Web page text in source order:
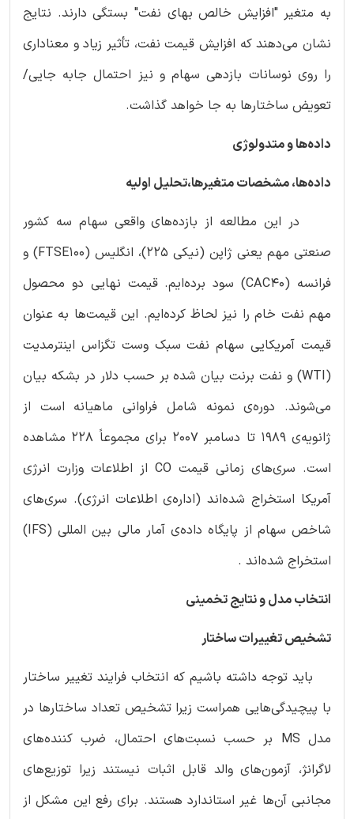
به متغیر "افزایش خالص بهای نفت" بستگی دارند. نتایج
نشان می‌دهند که افزایش قیمت نفت، تأثیر زیاد و معناداری
را روی نوسانات بازدهی سهام و نیز احتمال جابه جایی/
تعویض ساختارها به جا خواهد گذاشت.
داده‌ها و متدولوژی
داده‌ها، مشخصات متغیرها،تحلیل اولیه
در این مطالعه از بازده‌های واقعی سهام سه کشور
صنعتی مهم یعنی ژاپن (نیکی 225)، انگلیس (FTSE100) و
فرانسه (CAC40) سود برده‌ایم. قیمت نهایی دو محصول
مهم نفت خام را نیز لحاظ کرده‌ایم. این قیمت‌ها به عنوان
قیمت آمریکایی سهام نفت سبک وست تگزاس اینترمدیت
(WTI) و نفت برنت بیان شده بر حسب دلار در بشکه بیان
می‌شوند. دوره‌ی نمونه شامل فراوانی ماهیانه است از
ژانویه‌ی 1989 تا دسامبر 2007 برای مجموعاً 228 مشاهده
است. سری‌های زمانی قیمت CO از اطلاعات وزارت انرژی
آمریکا استخراج شده‌اند (اداره‌ی اطلاعات انرژی). سری‌های
شاخص سهام از پایگاه داده‌ی آمار مالی بین المللی (IFS)
استخراج شده‌اند .
انتخاب مدل و نتایج تخمینی
تشخیص تغییرات ساختار
باید توجه داشته باشیم که انتخاب فرایند تغییر ساختار
با پیچیدگی‌هایی همراست زیرا تشخیص تعداد ساختارها در
مدل MS بر حسب نسبت‌های احتمال، ضرب کننده‌های
لاگرانژ، آزمون‌های والد قابل اثبات نیستند زیرا توزیع‌های
مجانبی آن‌ها غیر استاندارد هستند. برای رفع این مشکل از